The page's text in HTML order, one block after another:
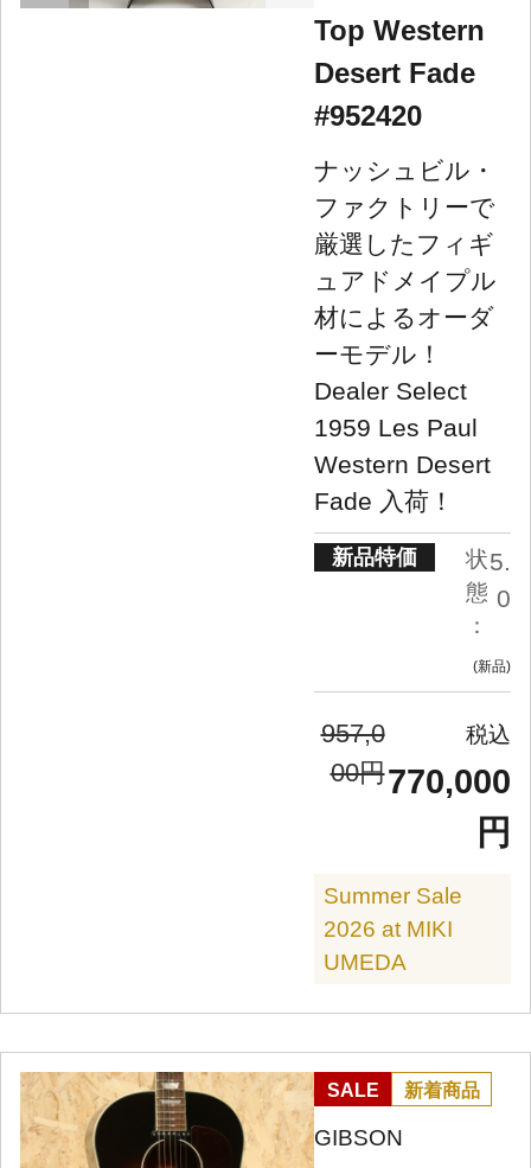
Top Western
Desert Fade
#952420
ナッシュビル・
ファクトリーで
厳選したフィギ
ュアドメイプル
材によるオーダ
ーモデル！
Dealer Select
1959 Les Paul
Western Desert
Fade 入荷！
新品特価
状
態
：
5.
0
新品
957,0
00円770,000
円
Summer Sale
2026 at MIKI
UMEDA
SALE 新着商品
GIBSON